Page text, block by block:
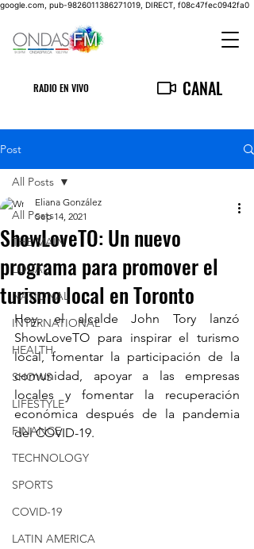
google.com, pub-9826011386271019, DIRECT, f08c47fec0942fa0
RADIO EN VIVO CANAL
Post
All Posts
THE MAIN
LOCAL
NATIONAL
INTERNATIONAL
HEALTH
SHOWS
LIFESTYLE
FINANCE
TECHNOLOGY
SPORTS
COVID-19
LATIN AMERICA
All Posts
ShowLoveTO: Un nuevo
programa para promover el
turismo local en Toronto
Eliana González
Sep 14, 2021
Hoy, el alcalde John Tory lanzó
ShowLoveTO para inspirar el turismo
local, fomentar la participación de la
comunidad, apoyar a las empresas
locales y fomentar la recuperación
económica después de la pandemia
del COVID-19.